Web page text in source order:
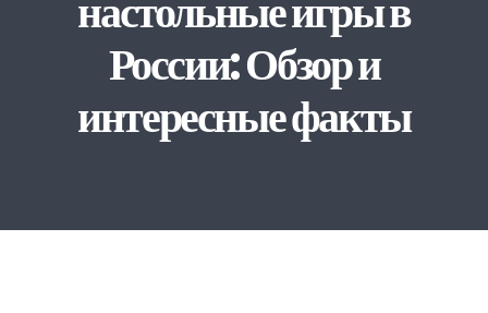
России: Обзор и
интересные факты